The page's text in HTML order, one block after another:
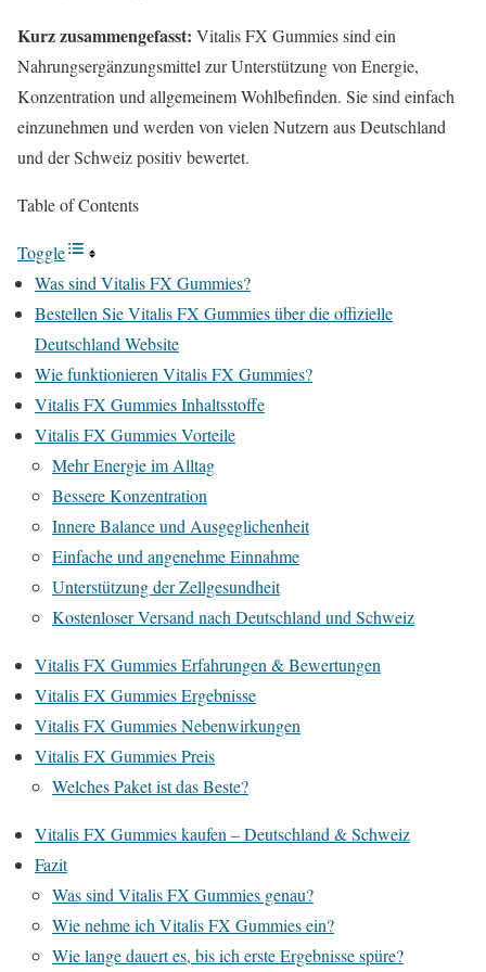
Kurz zusammengefasst: Vitalis FX Gummies sind ein
Nahrungsergänzungsmittel zur Unterstützung von Energie,
Konzentration und allgemeinem Wohlbefinden. Sie sind einfach
einzunehmen und werden von vielen Nutzern aus Deutschland
und der Schweiz positiv bewertet.
Table of Contents
Toggle
Was sind Vitalis FX Gummies?
Bestellen Sie Vitalis FX Gummies über die offizielle
Deutschland Website
Wie funktionieren Vitalis FX Gummies?
Vitalis FX Gummies Inhaltsstoffe
Vitalis FX Gummies Vorteile
Mehr Energie im Alltag
Bessere Konzentration
Innere Balance und Ausgeglichenheit
Einfache und angenehme Einnahme
Unterstützung der Zellgesundheit
Kostenloser Versand nach Deutschland und Schweiz
Vitalis FX Gummies Erfahrungen & Bewertungen
Vitalis FX Gummies Ergebnisse
Vitalis FX Gummies Nebenwirkungen
Vitalis FX Gummies Preis
Welches Paket ist das Beste?
Vitalis FX Gummies kaufen – Deutschland & Schweiz
Fazit
Was sind Vitalis FX Gummies genau?
Wie nehme ich Vitalis FX Gummies ein?
Wie lange dauert es, bis ich erste Ergebnisse spüre?